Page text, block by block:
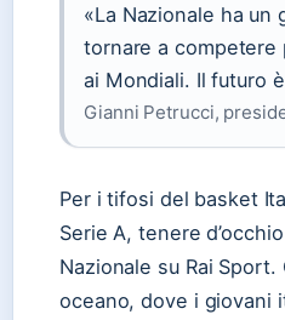
«La Nazionale ha un
tornare a competere
ai Mondiali. Il futuro
Gianni Petrucci,
Per i tifosi del basket
Serie A, tenere
Nazionale su Rai
oceano, dove i giovani